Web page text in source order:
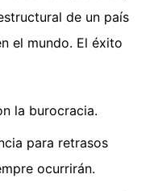
de un país
el mundo. El éxito
la burocracia.
para retrasos
ocurrirán.